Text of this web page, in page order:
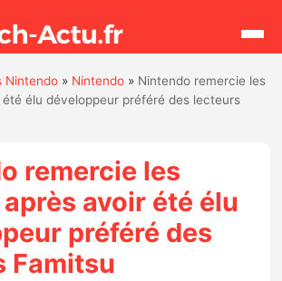
Rechercher
Nintendo » Nintendo » Nintendo remercie les
élu développeur préféré des lecteurs
remercie les
avoir été élu
préféré des
Famitsu